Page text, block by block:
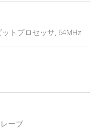
トプロセッサ, 64MHz
ーブ